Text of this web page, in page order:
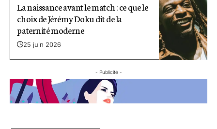
La naissance avant le match : ce que le
choix de Jérémy Doku dit de la
paternité moderne
25 juin 2026
- Publicité -